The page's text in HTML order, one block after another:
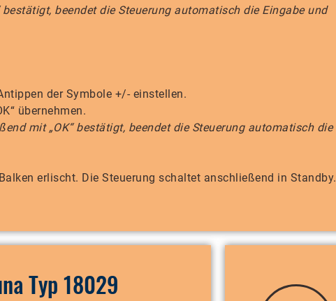
beendet die Steuerung automatisch die Eingabe und
der Symbole +/- einstellen.
übernehmen.
mit „OK“ bestätigt, beendet die Steuerung automatisch die
erlischt. Die Steuerung schaltet anschließend in Standby.
Typ 18029